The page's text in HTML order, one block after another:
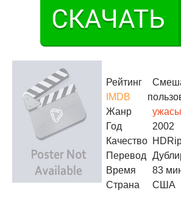
Рейтинг
IMDB
Жанр
ужасы
Год
2002
Качество
Перевод
Время
83
Страна
США